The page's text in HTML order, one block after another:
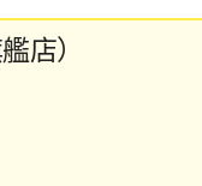
店）